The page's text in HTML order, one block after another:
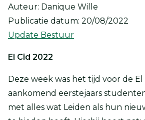
Auteur: Danique Wille
Publicatie datum: 20/08/2022
Update Bestuur
El Cid 2022
Deze week was het tijd voor de El
aankomend eerstejaars
met alles wat Leiden als hun